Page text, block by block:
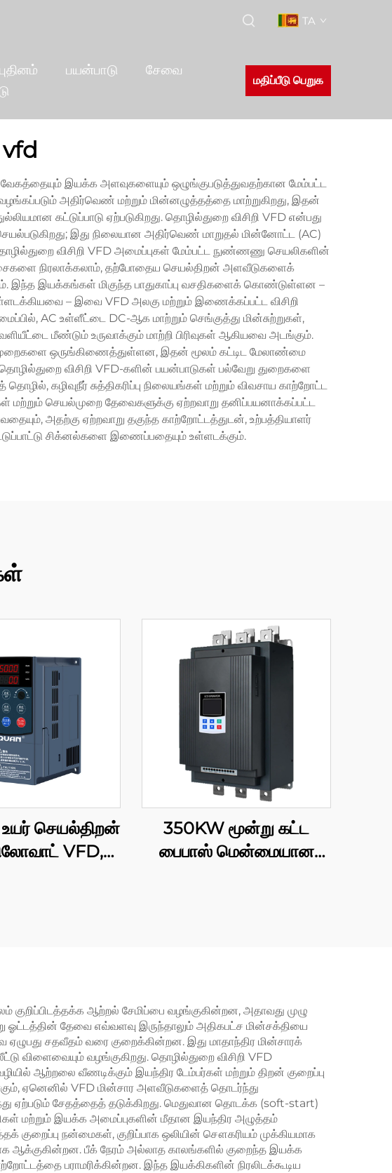
TA
புதினம் பயன்பாடு
சேவை
மதிப்பீடு பெறுக
vfd
இயக்க அளவுகளையும் ஒழுங்குபடுத்துவதற்கான மேம்பட்ட
வழங்கப்படும் அதிர்வெண் மற்றும் மின்னழுத்தத்தை மாற்றுகிறது, இதன்
கட்டுப்பாடு ஏற்படுகிறது. தொழில்துறை விசிறி VFD என்பது
இது நிலையான அதிர்வெண் மாறுதல் மின்னோட்ட (AC)
விசிறி VFD அமைப்புகள் மேம்பட்ட நுண்ணணு செயலிகளின்
நிரலாக்கலாம், தற்போதைய செயல்திறன் அளவீடுகளைக்
இந்த இயக்கங்கள் மிகுந்த பாதுகாப்பு வசதிகளைக் கொண்டுள்ளன –
– இவை VFD அலகு மற்றும் இணைக்கப்பட்ட விசிறி
AC உள்ளீட்டை DC-ஆக மாற்றும் செங்குத்து மின்சுற்றுகள்,
மீண்டும் உருவாக்கும் மாற்றி பிரிவுகள் ஆகியவை அடங்கும்.
ஒருங்கிணைத்துள்ளன, இதன் மூலம் கட்டிட மேலாண்மை
விசிறி VFD-களின் பயன்பாடுகள் பல்வேறு துறைகளை
கழிவுநீர் சுத்திகரிப்பு நிலையங்கள் மற்றும் விவசாய காற்றோட்ட
மற்றும் செயல்முறை தேவைகளுக்கு ஏற்றவாறு தனிப்பயனாக்கப்பட்ட
அதற்கு ஏற்றவாறு தகுந்த காற்றோட்டத்துடன், உற்பத்தியாளர்
சிக்னல்களை இணைப்பதையும் உள்ளடக்கும்.
செயல்திறன்
VFD,
350KW மூன்று கட்ட
பைபாஸ் மென்மையான
ஆற்றல் சேமிப்பை வழங்குகின்றன, அதாவது முழு
ஓட்டத்தின் தேவை எவ்வளவு இருந்தாலும் அதிகபட்ச மின்சக்தியை
ஏழுபது சதவீதம் வரை குறைக்கின்றன. இது மாதாந்திர மின்சாரக்
விளைவையும் வழங்குகிறது. தொழில்துறை விசிறி VFD
ஆற்றலை வீணடிக்கும் இயந்திர டேம்பர்கள் மற்றும் திறன் குறைப்பு
ஏனெனில் VFD மின்சார அளவீடுகளைத் தொடர்ந்து
ஏற்படும் சேதத்தைத் தடுக்கிறது. மெதுவான தொடக்க (soft-start)
மற்றும் இயக்க அமைப்புகளின் மீதான இயந்திர அழுத்தம்
குறைப்பு நன்மைகள், குறிப்பாக ஒலியின் சௌகரியம் முக்கியமாக
ஆக்குகின்றன. பீக் நேரம் அல்லாத காலங்களில் குறைந்த இயக்க
பராமரிக்கின்றன. இந்த இயக்கிகளின் நிரலிடக்கூடிய